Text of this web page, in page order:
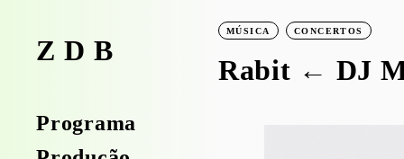
ZDB
Programa
MÚSICA CONCERTOS
Rabit ← DJ